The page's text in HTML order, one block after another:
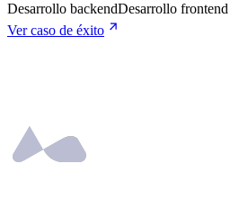
Desarrollo backendDesarrollo frontend
Ver caso de éxito